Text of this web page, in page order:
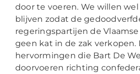
door te voeren. We willen wel
blijven zodat de
regeringspartijen de
geen kat in de zak verkopen.
hervormingen die Bart De
doorvoeren richting